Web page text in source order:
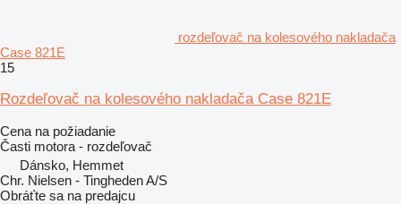
rozdeľovač na kolesového nakladača
Case 821E
15
Rozdeľovač na kolesového nakladača Case 821E
Cena na požiadanie
Časti motora - rozdeľovač
Dánsko, Hemmet
Chr. Nielsen - Tingheden A/S
Obráťte sa na predajcu